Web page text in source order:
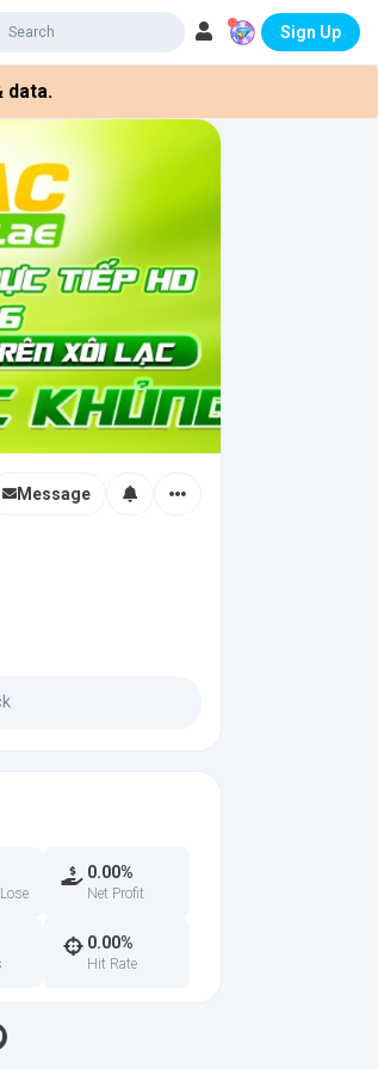
Sign Up
data.
Message
0.00%
Net Profit
0.00%
Hit Rate